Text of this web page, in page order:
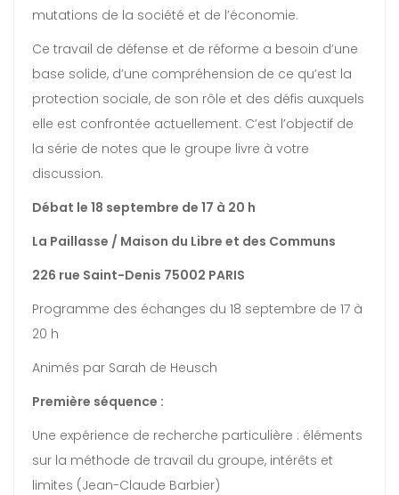
mutations de la société et de l’économie.
Ce travail de défense et de réforme a besoin d’une
base solide, d’une compréhension de ce qu’est la
protection sociale, de son rôle et des défis auxquels
elle est confrontée actuellement. C’est l’objectif de
la série de notes que le groupe livre à votre
discussion.
Débat le 18 septembre de 17 à 20 h
La Paillasse / Maison du Libre et des Communs
226 rue Saint-Denis 75002 PARIS
Programme des échanges du 18 septembre de 17 à
20 h
Animés par Sarah de Heusch
Première séquence :
Une expérience de recherche particulière : éléments
sur la méthode de travail du groupe, intérêts et
limites (Jean-Claude Barbier)